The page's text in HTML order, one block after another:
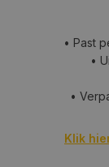
• Past
•
•
Klik